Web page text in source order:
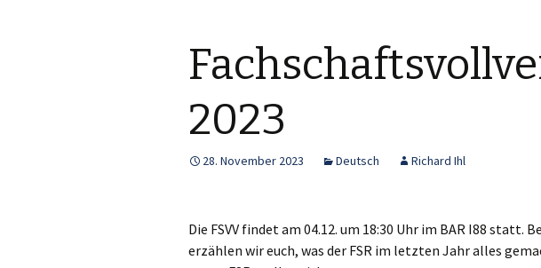
2023
28. November 2023 Deutsch Richard Ihl
Die FSVV findet am 04.12. um 18:30 Uhr im BAR I88 statt.
erzählen wir euch, was der FSR im letzten Jahr alles